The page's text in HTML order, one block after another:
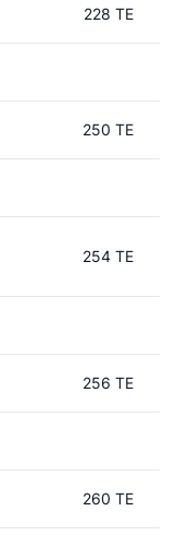
228 TE
250 TE
254 TE
256 TE
260 TE